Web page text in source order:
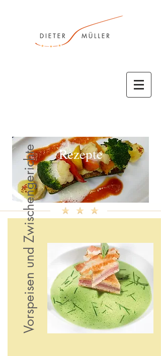
Rezepte
Vorspeisen und Zwischengerichte